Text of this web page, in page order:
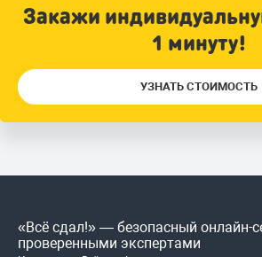
Закажи
1 минуту!
УЗНАТЬ СТОИМОСТЬ
«Всё сдал!» — безопасный онлайн-
проверенными экспертами